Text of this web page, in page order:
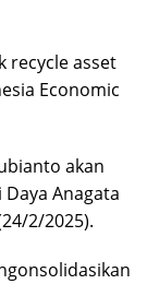
recycle asset
Economic
akan
Anagata
2/2025).